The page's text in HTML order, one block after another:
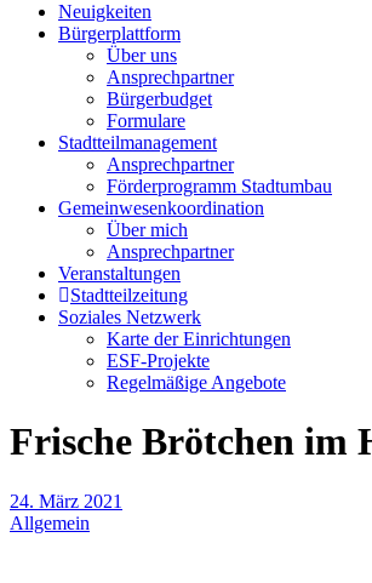
Neuigkeiten
Bürgerplattform
Über uns
Ansprechpartner
Bürgerbudget
Formulare
Stadtteilmanagement
Ansprechpartner
Förderprogramm Stadtumbau
Gemeinwesenkoordination
Über mich
Ansprechpartner
Veranstaltungen
Stadtteilzeitung
Soziales Netzwerk
Karte der Einrichtungen
ESF-Projekte
Regelmäßige Angebote
Frische Brötchen im
24. März 2021
Allgemein